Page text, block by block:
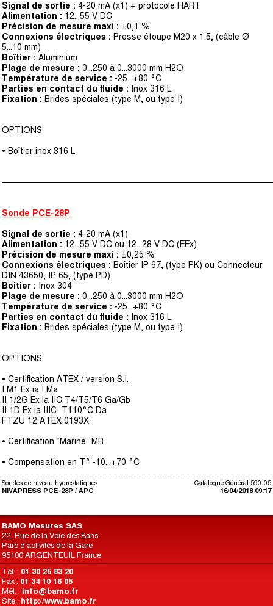
Signal de sortie : 4-20 mA (x1) + protocole HART
Alimentation : 12...55 V DC
Précision de mesure maxi : ±0,1 %
Connexions électriques : Presse étoupe M20 x 1.5, (câble Ø
5...10 mm)
Boîtier : Aluminium
Plage de mesure : 0...250 à 0...3000 mm H2O
Température de service : -25...+80 °C
Parties en contact du fluide : Inox 316 L
Fixation : Brides spéciales (type M, ou type I)
OPTIONS
• Boîtier inox 316 L
Sonde PCE-28P
Signal de sortie : 4-20 mA (x1)
Alimentation : 12...55 V DC ou 12...28 V DC (EEx)
Précision de mesure maxi : ±0,25 %
Connexions électriques : Boîtier IP 67, (type PK) ou Connecteur
DIN 43650, IP 65, (type PD)
Boîtier : Inox 304
Plage de mesure : 0...250 à 0...3000 mm H2O
Température de service : -25...+80 °C
Parties en contact du fluide : Inox 316 L
Fixation : Brides spéciales (type M, ou type I)
OPTIONS
• Certification ATEX / version S.I.
I M1 Ex ia I Ma
II 1/2G Ex ia IIC T4/T5/T6 Ga/Gb
II 1D Ex ia IIIC T110°C Da
FTZU 12 ATEX 0193X
• Certification “Marine” MR
• Compensation en T° -10...+70 °C
Catalogue Général 590-05
16/04/2018 09:17
Sondes de niveau hydrostatiques
NIVAPRESS PCE-28P / APC
BAMO Mesures SAS
22, Rue de la Voie des Bans
Parc d'activités de la Gare
95100 ARGENTEUIL France
Tél. : 01 30 25 83 20
Fax : 01 34 10 16 05
Mél. : info@bamo.fr
Site : http://www.bamo.fr